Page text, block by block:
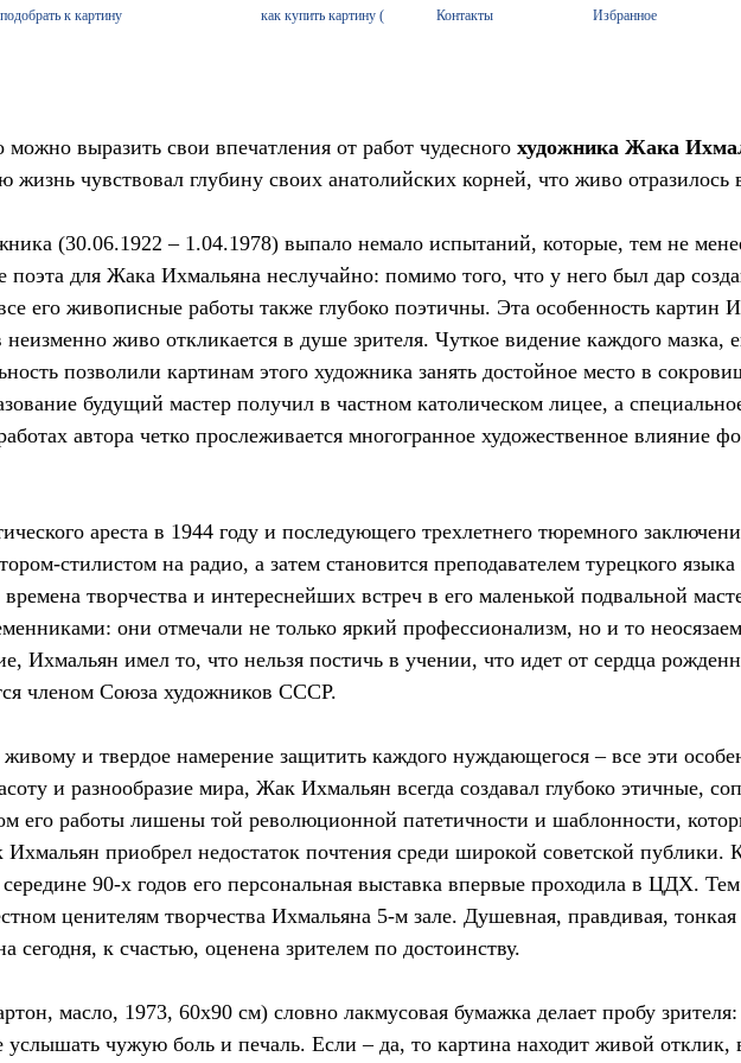
выразить свои впечатления от работ чудесного художника Жака
жизнь чувствовал глубину своих анатолийских корней, что живо отразилось
(30.06.1922 – 1.04.1978) выпало немало испытаний, которые, тем не
для Жака Ихмальяна неслучайно: помимо того, что у него был дар
его живописные работы также глубоко поэтичны. Эта особенность картин
живо откликается в душе зрителя. Чуткое видение каждого мазка,
позволили картинам этого художника занять достойное место в
будущий мастер получил в частном католическом лицее, а
автора четко прослеживается многогранное художественное влияние
ареста в 1944 году и последующего трехлетнего тюремного
стилистом на радио, а затем становится преподавателем турецкого
творчества и интереснейших встреч в его маленькой подвальной
они отмечали не только яркий профессионализм, но и то
Ихмальян имел то, что нельзя постичь в учении, что идет от сердца
членом Союза художников СССР.
и твердое намерение защитить каждого нуждающегося – все эти
и разнообразие мира, Жак Ихмальян всегда создавал глубоко этичные,
его работы лишены той революционной патетичности и шаблонности,
приобрел недостаток почтения среди широкой советской публики.
90-х годов его персональная выставка впервые проходила в ЦДХ. Тем
ценителям творчества Ихмальяна 5-м зале. Душевная, правдивая,
к счастью, оценена зрителем по достоинству.
масло, 1973, 60x90 см) словно лакмусовая бумажка делает пробу
услышать чужую боль и печаль. Если – да, то картина находит живой отклик,